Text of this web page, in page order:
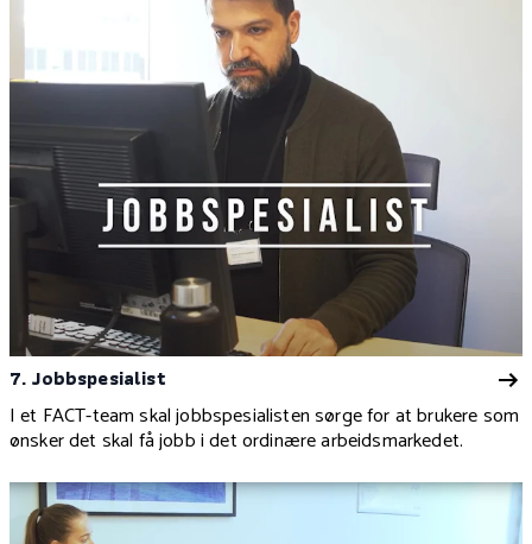
7. Jobbspesialist
I et FACT-team skal jobbspesialisten sørge for at brukere som
ønsker det skal få jobb i det ordinære arbeidsmarkedet.